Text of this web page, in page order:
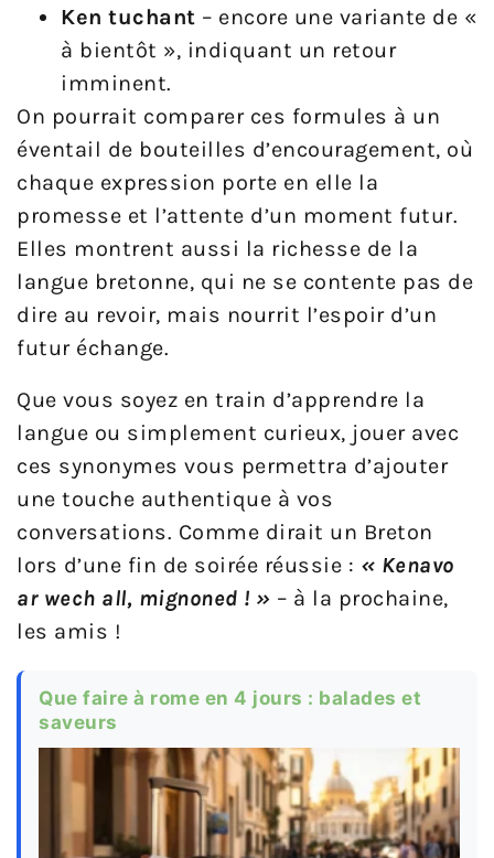
Ken tuchant – encore une variante de «
à bientôt », indiquant un retour
imminent.
On pourrait comparer ces formules à un
éventail de bouteilles d’encouragement, où
chaque expression porte en elle la
promesse et l’attente d’un moment futur.
Elles montrent aussi la richesse de la
langue bretonne, qui ne se contente pas de
dire au revoir, mais nourrit l’espoir d’un
futur échange.
Que vous soyez en train d’apprendre la
langue ou simplement curieux, jouer avec
ces synonymes vous permettra d’ajouter
une touche authentique à vos
conversations. Comme dirait un Breton
lors d’une fin de soirée réussie : « Kenavo
ar wech all, mignoned ! » – à la prochaine,
les amis !
Que faire à rome en 4 jours : balades et
saveurs